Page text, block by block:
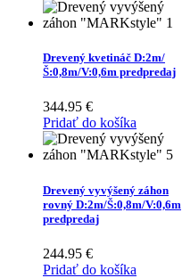
Drevený kvetináč D:2m/
Š:0,8m/V:0,6m predpredaj
344.95 €
Pridať do košíka
Drevený vyvýšený záhon
rovný D:2m/Š:0,8m/V:0,6m
predpredaj
244.95 €
Pridať do košíka